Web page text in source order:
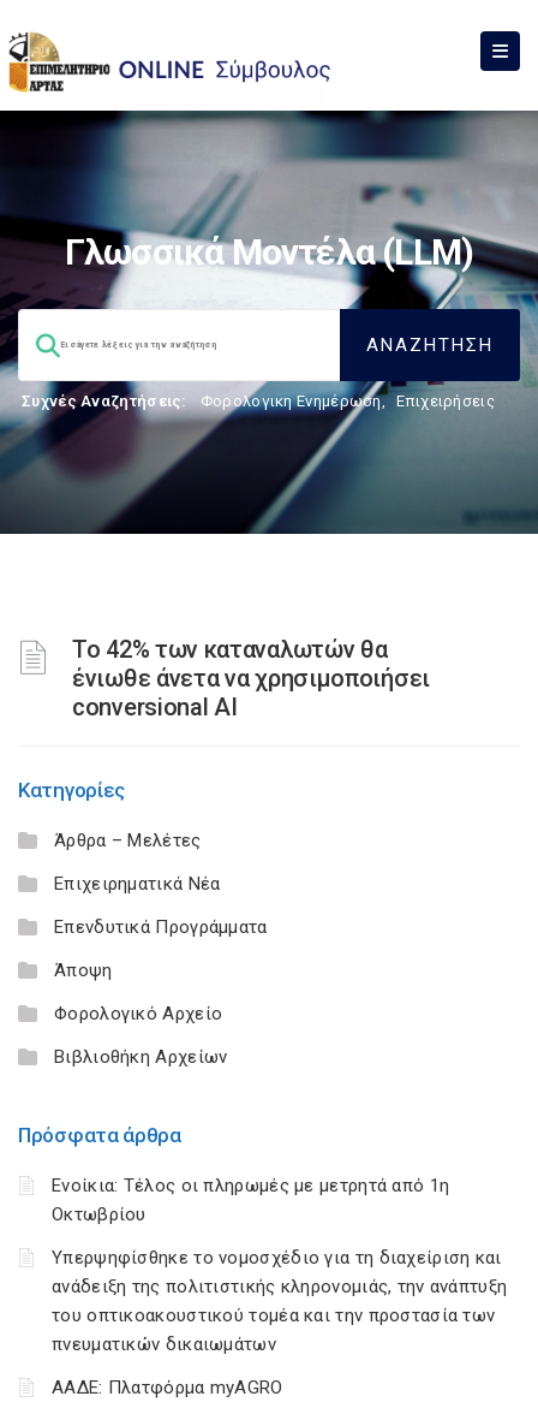
Γλωσσικά Μοντέλα (LLM)
Συχνές Αναζητήσεις: Φορολογικη Ενημέρωση, Επιχειρήσεις
Το 42% των καταναλωτών θα
ένιωθε άνετα να χρησιμοποιήσει
conversional AI
Κατηγορίες
Άρθρα – Μελέτες
Επιχειρηματικά Νέα
Επενδυτικά Προγράμματα
Άποψη
Φορολογικό Αρχείο
Βιβλιοθήκη Αρχείων
Πρόσφατα άρθρα
Ενοίκια: Τέλος οι πληρωμές με μετρητά από 1η
Οκτωβρίου
Υπερψηφίσθηκε το νομοσχέδιο για τη διαχείριση και
ανάδειξη της πολιτιστικής κληρονομιάς, την ανάπτυξη
του οπτικοακουστικού τομέα και την προστασία των
πνευματικών δικαιωμάτων
ΑΑΔΕ: Πλατφόρμα myAGRO